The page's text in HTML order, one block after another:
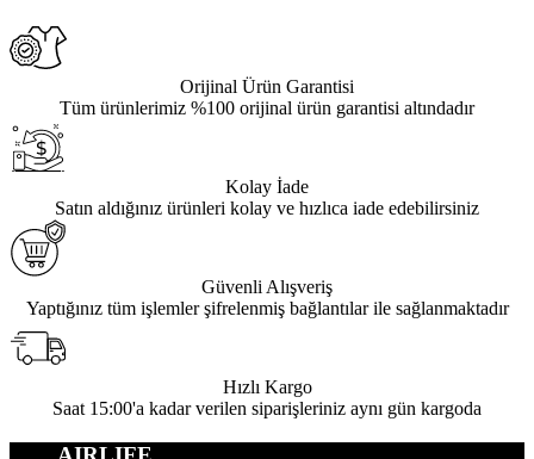
Orijinal Ürün Garantisi
Tüm ürünlerimiz %100 orijinal ürün garantisi altındadır
Kolay İade
Satın aldığınız ürünleri kolay ve hızlıca iade edebilirsiniz
Güvenli Alışveriş
Yaptığınız tüm işlemler şifrelenmiş bağlantılar ile sağlanmaktadır
Hızlı Kargo
Saat 15:00'a kadar verilen siparişleriniz aynı gün kargoda